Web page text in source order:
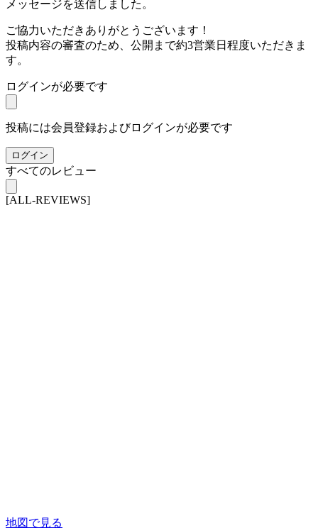
メッセージを送信しました。
ご協力いただきありがとうございます！
投稿内容の審査のため、公開まで約3営業日程度いただきま
す。
ログインが必要です
投稿には会員登録およびログインが必要です
ログイン
すべてのレビュー
[ALL-REVIEWS]
地図で見る